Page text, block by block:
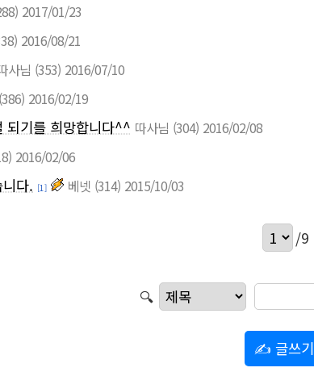
2017/01/23
2016/08/21
사님 (353) 2016/07/10
(386) 2016/02/19
되기를 희망합니다^^ 따사님 (304) 2016/02/08
2016/02/06
다. [1] 베넷 (314) 2015/10/03
/9
🔍
✍ 글쓰기